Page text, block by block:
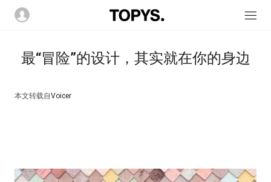
最“冒险”的设计，其实就在你的身边
本文转载自Voicer